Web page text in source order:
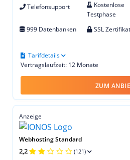
Telefonsupport
Kostenlose
Testphase
999 Datenbanken SSL
Vertragslaufzeit: 12 Monate
Tarifdetails
ZUM
Anzeige
Webhosting Standard
2,2 (121)